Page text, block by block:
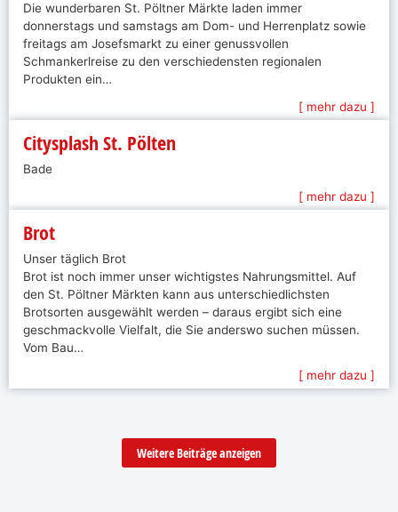
Die wunderbaren St. Pöltner Märkte laden immer
donnerstags und samstags am Dom- und Herrenplatz sowie
freitags am Josefsmarkt zu einer genussvollen
Schmankerlreise zu den verschiedensten regionalen
Produkten ein…
[ mehr dazu ]
Citysplash St. Pölten
Bade
[ mehr dazu ]
Brot
Unser täglich Brot
Brot ist noch immer unser wichtigstes Nahrungsmittel. Auf
den St. Pöltner Märkten kann aus unterschiedlichsten
Brotsorten ausgewählt werden – daraus ergibt sich eine
geschmackvolle Vielfalt, die Sie anderswo suchen müssen.
Vom Bau…
[ mehr dazu ]
Weitere Beiträge anzeigen